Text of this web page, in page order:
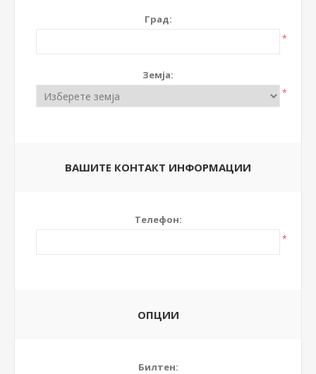
Град:
*
Земја:
*
ВАШИТЕ КОНТАКТ ИНФОРМАЦИИ
Телефон:
*
ОПЦИИ
Билтен: